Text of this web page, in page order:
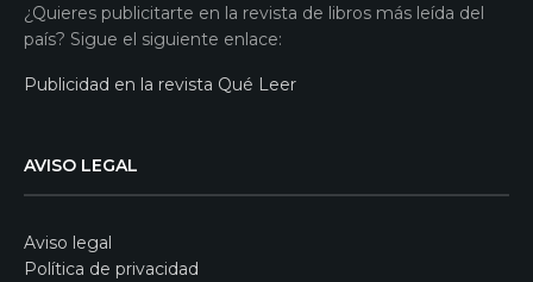
¿Quieres publicitarte en la revista de libros más leída del
país? Sigue el siguiente enlace:
Publicidad en la revista Qué Leer
AVISO LEGAL
Aviso legal
Política de privacidad